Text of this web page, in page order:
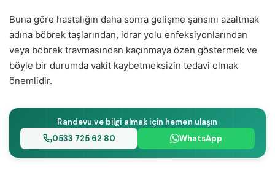
Buna göre hastalığın daha sonra gelişme şansını azaltmak
adına böbrek taşlarından, idrar yolu enfeksiyonlarından
veya böbrek travmasından kaçınmaya özen göstermek ve
böyle bir durumda vakit kaybetmeksizin tedavi olmak
önemlidir.
Randevu ve bilgi almak için hemen ulaşın
0533 725 62 80
WhatsApp